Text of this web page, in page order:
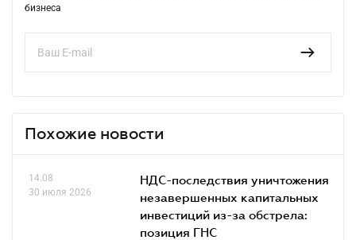
бизнеса
Похожие новости
14.08
30 июля 2026
НДС-последствия уничтожения
незавершенных капитальных
инвестиций из-за обстрела:
позиция ГНС